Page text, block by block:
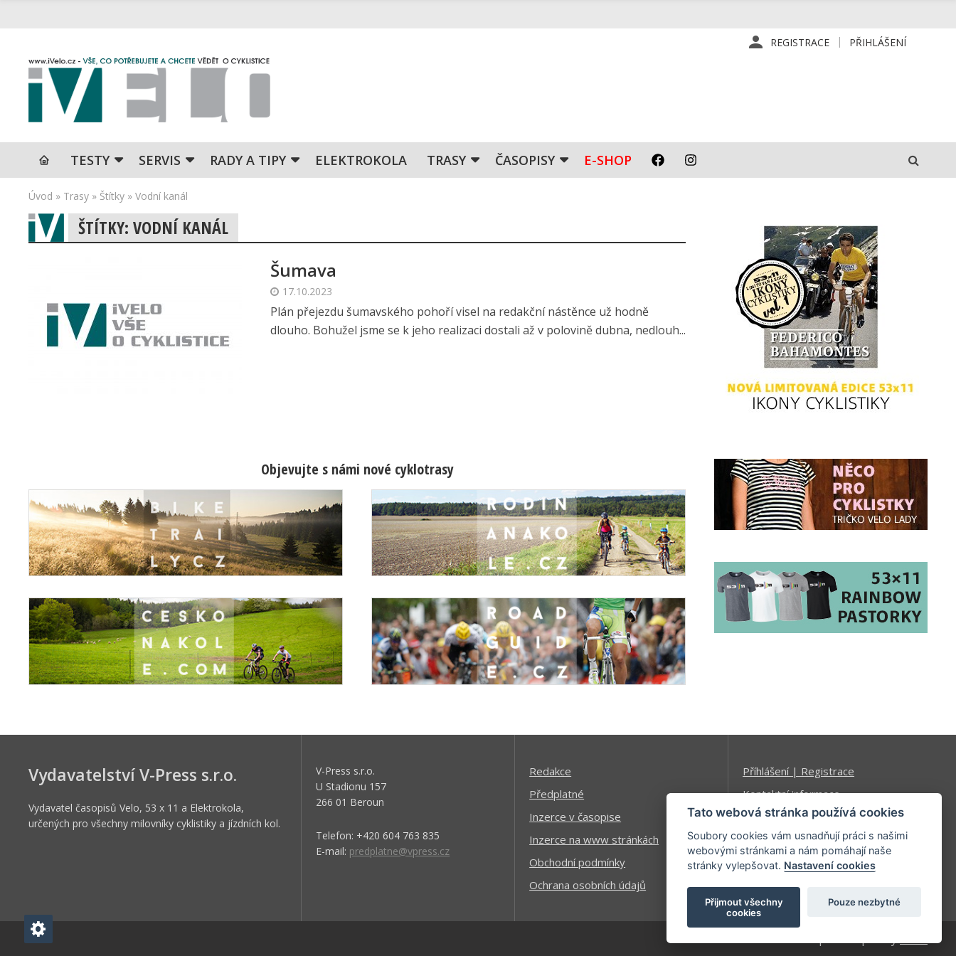
REGISTRACE PŘIHLÁŠENÍ
TESTY SERVIS RADY A TIPY ELEKTROKOLA TRASY ČASOPISY E-SHOP
Úvod » Trasy » Štítky » Vodní kanál
ŠTÍTKY: VODNÍ KANÁL
Šumava
17.10.2023
Plán přejezdu šumavského pohoří visel na redakční nástěnce už hodně
dlouho. Bohužel jsme se k jeho realizaci dostali až v polovině dubna, nedlouh...
Objevujte s námi nové cyklotrasy
Vydavatelství V-Press s.r.o.
Vydavatel časopisů Velo, 53 x 11 a Elektrokola,
určených pro všechny milovníky cyklistiky a jízdních kol.
V-Press s.r.o.
U Stadionu 157
266 01 Beroun
Telefon: +420 604 763 835
E-mail: predplatne@vpress.cz
Redakce
Předplatné
Inzerce v časopise
Inzerce na www stránkách
Obchodní podmínky
Ochrana osobních údajů
Příhlášení | Registrace
Kontaktní informace
Mapa stránek
Tato webová stránka používá cookies
Soubory cookies vám usnadňují práci s našimi
webovými stránkami a nám pomáhají naše
stránky vylepšovat. Nastavení cookies
Přijmout všechny
cookies
Pouze nezbytné